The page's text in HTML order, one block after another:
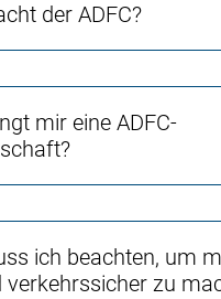
der ADFC?
mir eine ADFC-
ich beachten, um
verkehrssicher zu